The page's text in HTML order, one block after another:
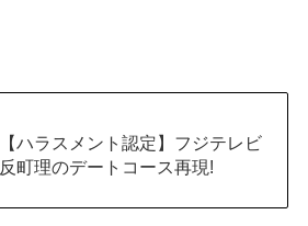
【ハラスメント認定】フジテレビ
反町理のデートコース再現!